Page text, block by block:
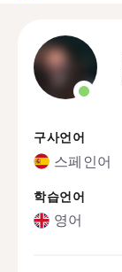
구사언어
스페인어
학습언어
영어